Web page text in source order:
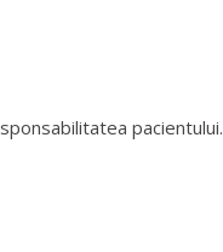
pacientului.